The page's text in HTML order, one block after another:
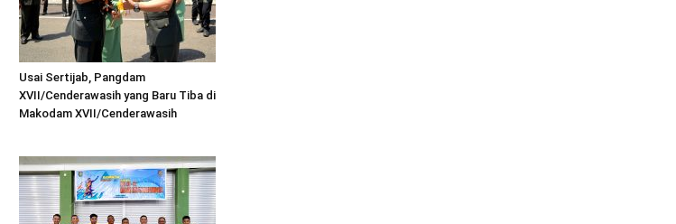
Usai Sertijab, Pangdam
XVII/Cenderawasih yang Baru Tiba di
Makodam XVII/Cenderawasih